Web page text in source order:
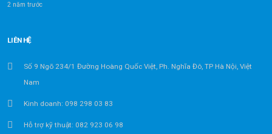
2 năm trước
LIÊN HỆ
Số 9 Ngõ 234/1 Đường Hoàng Quốc Việt, Ph. Nghĩa Đô, TP Hà Nội, Việt
Nam
Kinh doanh: 098 298 03 83
Hỗ trợ kỹ thuật: 082 923 06 98